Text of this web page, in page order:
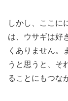
しかし、ここに
は、ウサギは好
くありません。
うと思うと、そ
ることにもつな